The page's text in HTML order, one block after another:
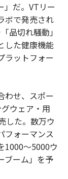
」だ。VTリー
ボで発売され
品切れ騒動」
した健康機能
ラットフォー
わせ、スポー
ウェア・用
した。数万ウ
フォーマンス
1000〜5000ウ
ブーム」を予